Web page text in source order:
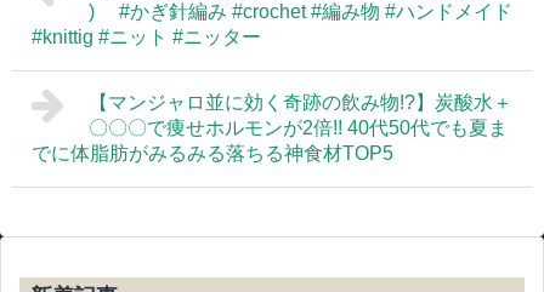
) #かぎ針編み #crochet #編み物 #ハンドメイド
#knittig #ニット #ニッター
【マンジャロ並に効く奇跡の飲み物!?】炭酸水＋
〇〇〇で痩せホルモンが2倍!! 40代50代でも夏ま
でに体脂肪がみるみる落ちる神食材TOP5